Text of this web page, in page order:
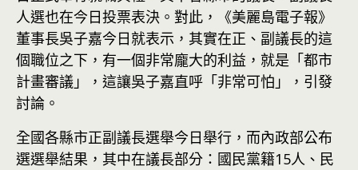
人選也在今日投票表決。對此，《美麗島電子報》
董事長吳子嘉今日就表示，其實在正、副議長的這
個職位之下，有一個非常龐大的利益，就是「都市
計畫審議」，這讓吳子嘉直呼「非常可怕」，引發
討論。
全國各縣市正副議長選舉今日舉行，而內政部公布
選選舉結果，其中在議長部分：國民黨籍15人、民